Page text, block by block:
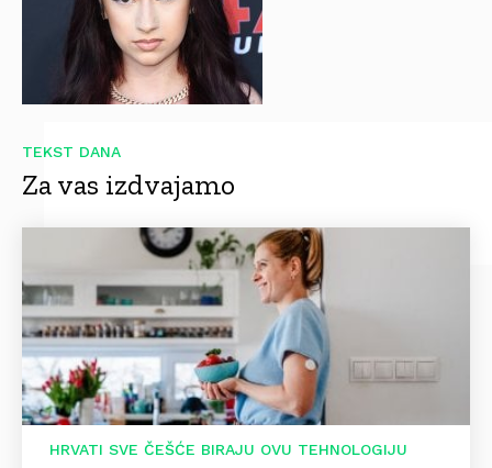
TEKST DANA
Za vas izdvajamo
HRVATI SVE ČEŠĆE BIRAJU OVU TEHNOLOGIJU